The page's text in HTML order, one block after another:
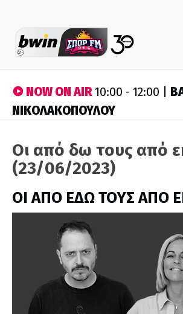
NOW ON AIR10:00 - 12:00 |
ΝΙΚΟΛΑΚΟΠΟΥΛΟΥ
Οι από δω τους από
(23/06/2023)
ΟΙ ΑΠΟ ΕΔΩ ΤΟΥΣ ΑΠΟ